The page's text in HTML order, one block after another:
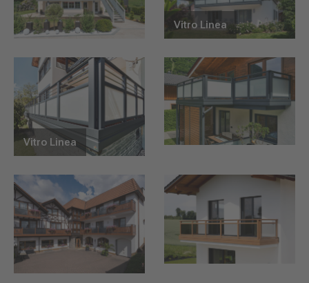
Vitro Linea
Vitro Linea